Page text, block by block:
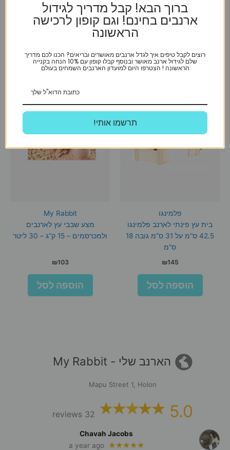
₪ 30
₪30
פלמינגו
בית עץ פינתי לארנב פלמינגו
42.5 ס”מ על 31 ס”מ גובה 18
ס”מ
₪145
הוספה לסל
My Rabbit
מצע שבבי עץ לארנבים
ולמכרסמים – 15 ק”ג – 30 ליטר
₪103
הוספה לסל
הארנב שלי - My Rabbit
Mapu Street 1, Holon
5.0
32 reviews
Chavah Jacobs
★★★★★
a year ago
ברוך הבא! קבל מדריך לגידול
ארנבים בחינם! וגם קופון לרכישה
הראשונה
רוצים לקבל טיפים איך לגדל ארנבים מאושרים ובריאים? הכנו לכם מדריך
שלם לגידול ארנב מאושר ובנוסף קבלו קופון עם 10% הנחה בקנייה
הראשונה ! הצטרפו היום למועדון הארנבים השמחים בעולם
!תרשמו אותי